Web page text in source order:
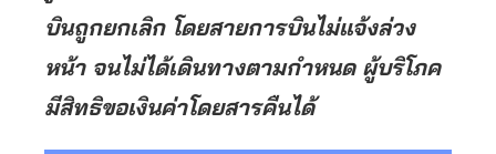
บินถูกยกเลิก โดยสายการบินไม่แจ้งล่วง
หน้า จนไม่ได้เดินทางตามกำหนด ผู้บริโภค
มีสิทธิขอเงินค่าโดยสารคืนได้